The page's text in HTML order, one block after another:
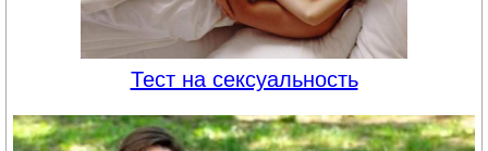
Тест на сексуальность